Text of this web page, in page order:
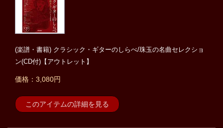
(楽譜・書籍) クラシック・ギターのしらべ/珠玉の名曲セレクショ
ン(CD付)【アウトレット】
価格：3,080円
このアイテムの詳細を見る